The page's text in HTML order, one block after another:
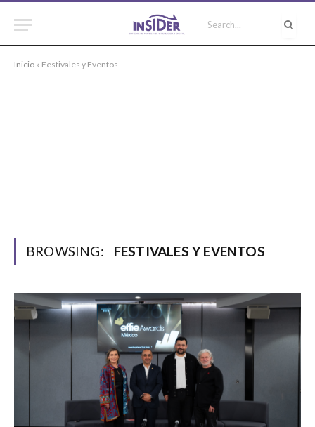
Inicio » Festivales y Eventos
BROWSING: FESTIVALES Y EVENTOS